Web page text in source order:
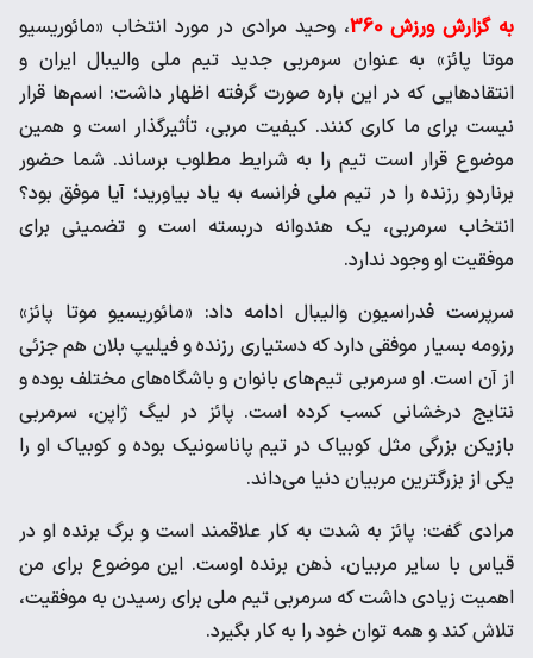
به گزارش ورزش 360
، وحید مرادی در مورد انتخاب «مائوریسیو
موتا پائز» به عنوان سرمربی جدید تیم ملی والیبال ایران و
انتقادهایی که در این باره صورت گرفته اظهار داشت: اسم‌ها قرار
نیست برای ما کاری کنند. کیفیت مربی، تأثیرگذار است و همین
موضوع قرار است تیم را به شرایط مطلوب برساند. شما حضور
برناردو رزنده را در تیم ملی فرانسه به یاد بیاورید؛ آیا موفق بود؟
انتخاب سرمربی،‌ یک هندوانه دربسته است و تضمینی برای
موفقیت او وجود ندارد.
سرپرست فدراسیون والیبال ادامه داد: «مائوریسیو موتا پائز»
رزومه بسیار موفقی دارد که دستیاری رزنده و فیلیپ بلان هم جزئی
از آن است. او سرمربی تیم‌های بانوان و باشگاه‌های مختلف بوده و
نتایج درخشانی کسب کرده است. پائز در لیگ ژاپن، سرمربی
بازیکن بزرگی مثل کوبیاک در تیم پاناسونیک بوده و کوبیاک او را
یکی از بزرگترین مربیان دنیا می‌داند.
مرادی گفت: پائز به شدت به کار علاقمند است و برگ برنده او در
قیاس با سایر مربیان،‌ ذهن برنده اوست. این موضوع برای من
اهمیت زیادی داشت که سرمربی تیم ملی برای رسیدن به موفقیت،
تلاش کند و همه توان خود را به کار بگیرد.